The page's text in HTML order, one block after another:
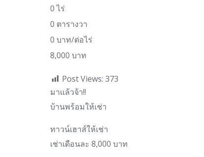
0 ไร่
0 ตารางวา
0 บาท/ต่อไร่
8,000 บาท
Post Views: 373
มาแล้วจ้า!!
บ้านพร้อมให้เช่า
ทาวน์เฮาส์ให้เช่า
เช่าเดือนละ 8,000 บาท